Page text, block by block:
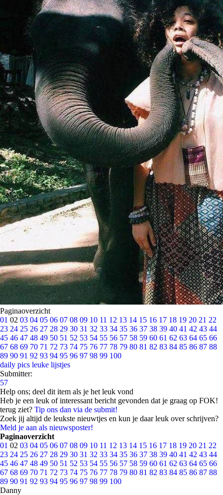
Paginaoverzicht
01 02 03 04 05 06 07 08 09 10 11 12 13 14 15 16 17 18 19 20 21 22
23 24 25 26 27 28 29 30 31 32 33 34 35 36 37 38 39 40 41 42 43 44
45 46 47 48 49 50 51 52 53 54 55 56 57 58 59 60 61 62 63 64 65 66
67 68 69 70 71 72 73 74 75 76 77 78 79 80 81 82 83 84 85 86 87 88
89 90 91 92 93 94 95 96 97 98 99 100
daily pics leuke lijstjes
Submitter:
57
Help ons; deel dit item als je het leuk vond
Heb je een leuk of interessant bericht gevonden dat je graag op FOK!
terug ziet? Tip ons dan via de submit!
Zoek jij altijd de leukste nieuwtjes en kun je daar leuk over schrijven?
Meld je aan als nieuwsposter!
Paginaoverzicht
01 02 03 04 05 06 07 08 09 10 11 12 13 14 15 16 17 18 19 20 21 22
23 24 25 26 27 28 29 30 31 32 33 34 35 36 37 38 39 40 41 42 43 44
45 46 47 48 49 50 51 52 53 54 55 56 57 58 59 60 61 62 63 64 65 66
67 68 69 70 71 72 73 74 75 76 77 78 79 80 81 82 83 84 85 86 87 88
89 90 91 92 93 94 95 96 97 98 99 100
Danny